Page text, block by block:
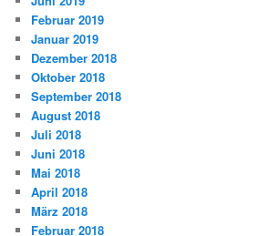
Februar 2019
Januar 2019
Dezember 2018
Oktober 2018
September 2018
August 2018
Juli 2018
Juni 2018
Mai 2018
April 2018
März 2018
Februar 2018